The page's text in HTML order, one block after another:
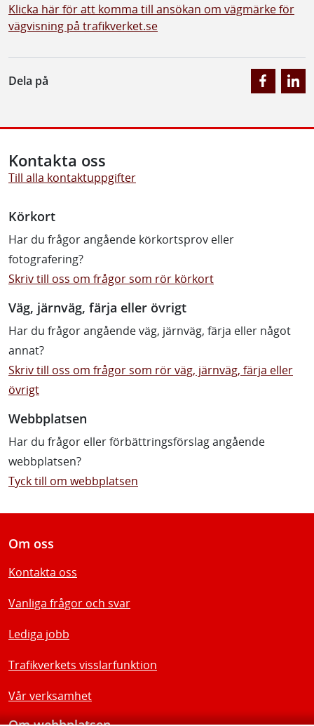
Klicka här för att komma till ansökan om vägmärke för
vägvisning på trafikverket.se
Dela på
Kontakta oss
Till alla kontaktuppgifter
Körkort
Har du frågor angående körkortsprov eller
fotografering?
Skriv till oss om frågor som rör körkort
Väg, järnväg, färja eller övrigt
Har du frågor angående väg, järnväg, färja eller något
annat?
Skriv till oss om frågor som rör väg, järnväg, färja eller
övrigt
Webbplatsen
Har du frågor eller förbättringsförslag angående
webbplatsen?
Tyck till om webbplatsen
Om oss
Kontakta oss
Vanliga frågor och svar
Lediga jobb
Trafikverkets visslarfunktion
Vår verksamhet